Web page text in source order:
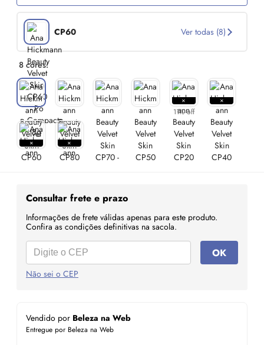
CP60 Ver todas (8)
8 cores:
11% off
Consultar frete e prazo
Informações de frete válidas apenas para este produto.
Confira as condições definitivas na sacola.
OK
Não sei o CEP
Vendido por Beleza na Web
Entregue por Beleza na Web